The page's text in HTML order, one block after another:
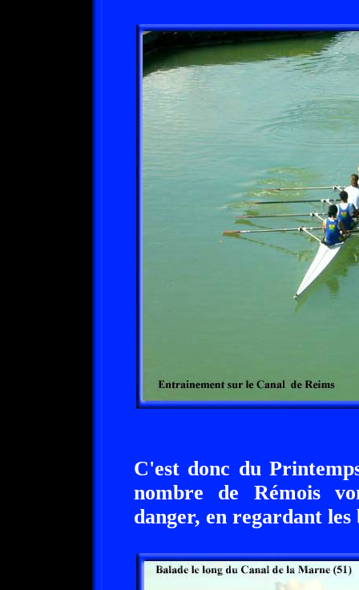
C'est donc du
nombre de Rémois
danger, en regardant les